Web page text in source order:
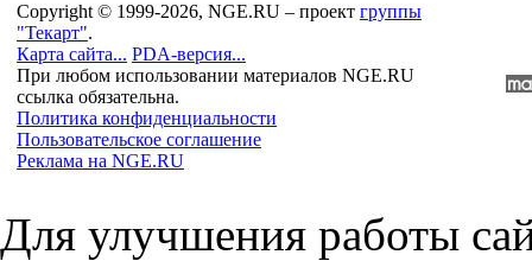
Copyright © 1999-2026, NGE.RU – проект группы
"Текарт".
Карта сайта... PDA-версия...
При любом использовании материалов NGE.RU
ссылка обязательна.
Политика конфиденциальности
Пользовательское соглашение
Реклама на NGE.RU
Для улучшения работы